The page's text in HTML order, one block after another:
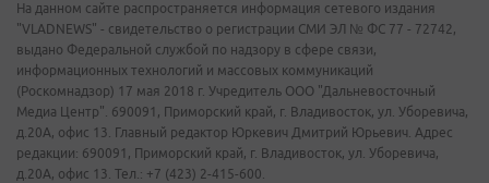
На данном сайте распространяется информация сетевого издания
"VLADNEWS" - свидетельство о регистрации СМИ ЭЛ № ФС 77 - 72742,
выдано Федеральной службой по надзору в сфере связи,
информационных технологий и массовых коммуникаций
(Роскомнадзор) 17 мая 2018 г. Учредитель ООО "Дальневосточный
Медиа Центр". 690091, Приморский край, г. Владивосток, ул. Уборевича,
д.20А, офис 13. Главный редактор Юркевич Дмитрий Юрьевич. Адрес
редакции: 690091, Приморский край, г. Владивосток, ул. Уборевича,
д.20А, офис 13. Тел.: +7 (423) 2-415-600.